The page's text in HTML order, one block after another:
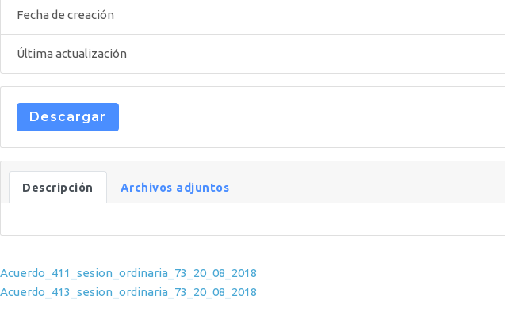
Fecha de creación
Última actualización
Descargar
Descripción Archivos adjuntos
Navegación de entradas
Acuerdo_411_sesion_ordinaria_73_20_08_2018
Acuerdo_413_sesion_ordinaria_73_20_08_2018